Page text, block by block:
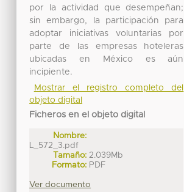
por la actividad que desempeñan;
sin embargo, la participación para
adoptar iniciativas voluntarias por
parte de las empresas hoteleras
ubicadas en México es aún
incipiente.
Mostrar el registro completo del
objeto digital
Ficheros en el objeto digital
Nombre:
L_572_3.pdf
Tamaño: 2.039Mb
Formato: PDF
Ver documento